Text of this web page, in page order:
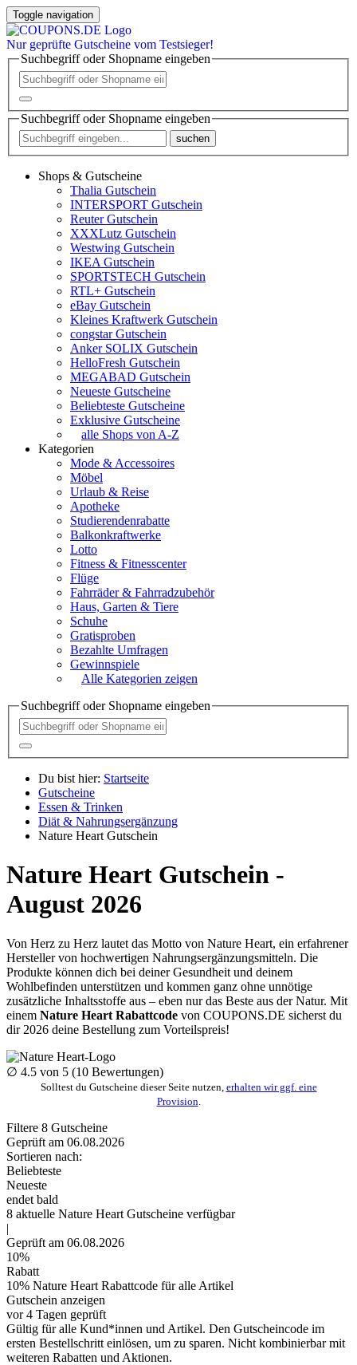
Toggle navigation
Nur geprüfte Gutscheine vom Testsieger!
Suchbegriff oder Shopname eingeben
Suchbegriff oder Shopname eingeben
suchen
Shops & Gutscheine
Thalia Gutschein
INTERSPORT Gutschein
Reuter Gutschein
XXXLutz Gutschein
Westwing Gutschein
IKEA Gutschein
SPORTSTECH Gutschein
RTL+ Gutschein
eBay Gutschein
Kleines Kraftwerk Gutschein
congstar Gutschein
Anker SOLIX Gutschein
HelloFresh Gutschein
MEGABAD Gutschein
Neueste Gutscheine
Beliebteste Gutscheine
Exklusive Gutscheine
alle Shops von A-Z
Kategorien
Mode & Accessoires
Möbel
Urlaub & Reise
Apotheke
Studierendenrabatte
Balkonkraftwerke
Lotto
Fitness & Fitnesscenter
Flüge
Fahrräder & Fahrradzubehör
Haus, Garten & Tiere
Schuhe
Gratisproben
Bezahlte Umfragen
Gewinnspiele
Alle Kategorien zeigen
Suchbegriff oder Shopname eingeben
Du bist hier: Startseite
Gutscheine
Essen & Trinken
Diät & Nahrungsergänzung
Nature Heart Gutschein
Nature Heart Gutschein -
August 2026
Von Herz zu Herz lautet das Motto von Nature Heart, ein erfahrener
Hersteller von hochwertigen Nahrungsergänzungsmitteln. Die
Produkte können dich bei deiner Gesundheit und deinem
Wohlbefinden unterstützen und kommen ganz ohne unnötige
zusätzliche Inhaltsstoffe aus – eben nur das Beste aus der Natur. Mit
einem Nature Heart Rabattcode von COUPONS.DE sicherst du
dir 2026 deine Bestellung zum Vorteilspreis!
∅ 4.5 von 5 (10 Bewertungen)
Solltest du Gutscheine dieser Seite nutzen, erhalten wir ggf. eine
Provision
Filtere 8 Gutscheine
Geprüft am 06.08.2026
Sortieren nach:
Beliebteste
Neueste
endet bald
8 aktuelle Nature Heart Gutscheine verfügbar
|
Geprüft am 06.08.2026
10%
Rabatt
10% Nature Heart Rabattcode für alle Artikel
Gutschein anzeigen
vor 4 Tagen geprüft
Gültig für alle Kund*innen und Artikel. Den Gutscheincode im
ersten Bestellschritt einlösen, um zu sparen. Nicht kombinierbar mit
weiteren Rabatten und Aktionen.